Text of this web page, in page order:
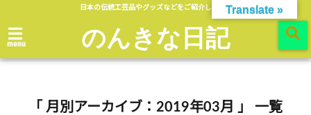
日本の伝統工芸品やグッズなどをご紹介します。
menu のんきな日記
「 月別アーカイブ：2019年03月 」 一覧
Translate »